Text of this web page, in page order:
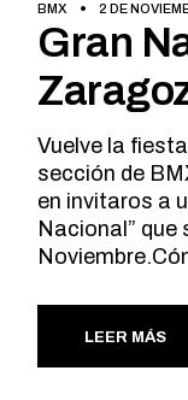
BMX 2 DE
Gran
Vuelve la
sección de
en invitaros a
Nacional” que
LEER MÁS